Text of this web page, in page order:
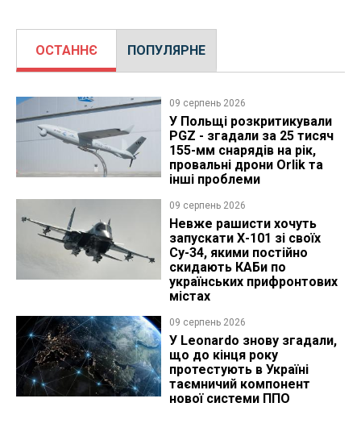
ОСТАННЄ ПОПУЛЯРНЕ
09 серпень 2026
У Польщі розкритикували
PGZ - згадали за 25 тисяч
155-мм снарядів на рік,
провальні дрони Orlik та
інші проблеми
09 серпень 2026
Невже рашисти хочуть
запускати Х-101 зі своїх
Су-34, якими постійно
скидають КАБи по
українських прифронтових
містах
09 серпень 2026
У Leonardo знову згадали,
що до кінця року
протестують в Україні
таємничий компонент
нової системи ППО